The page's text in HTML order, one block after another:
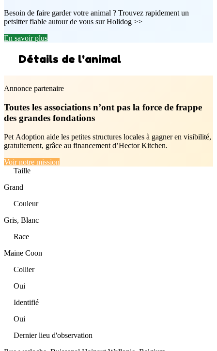
Besoin de faire garder votre animal ? Trouvez rapidement un
petsitter fiable autour de vous sur Holidog >>
En savoir plus
Détails de l'animal
Annonce partenaire
Toutes les associations n’ont pas la force de frappe
des grandes fondations
Pet Adoption aide les petites structures locales à gagner en visibilité,
gratuitement, grâce au financement d’Hector Kitchen.
Voir notre mission
Taille
Grand
Couleur
Gris, Blanc
Race
Maine Coon
Collier
Oui
Identifié
Oui
Dernier lieu d'observation